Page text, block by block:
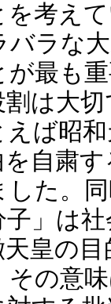
を考え
バラな
最も
割は大
ば昭
を自粛
した。
子」は
皇の
その意